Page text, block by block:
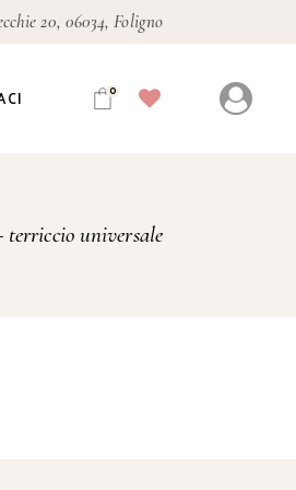
20, 06034, Foligno
0
terriccio universale